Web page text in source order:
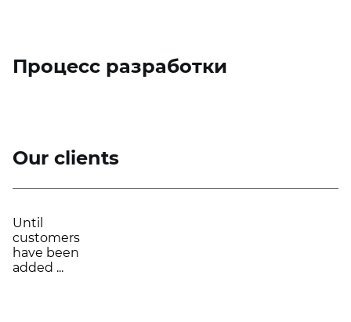
Процесс разработки
Our clients
Until
customers
have been
added ...